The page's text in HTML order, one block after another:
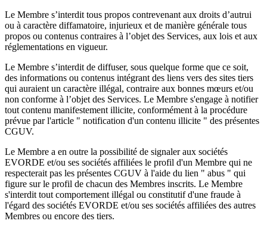
Le Membre s’interdit tous propos contrevenant aux droits d’autrui
ou à caractère diffamatoire, injurieux et de manière générale tous
propos ou contenus contraires à l’objet des Services, aux lois et aux
réglementations en vigueur.
Le Membre s’interdit de diffuser, sous quelque forme que ce soit,
des informations ou contenus intégrant des liens vers des sites tiers
qui auraient un caractère illégal, contraire aux bonnes mœurs et/ou
non conforme à l’objet des Services. Le Membre s'engage à notifier
tout contenu manifestement illicite, conformément à la procédure
prévue par l'article " notification d'un contenu illicite " des présentes
CGUV.
Le Membre a en outre la possibilité de signaler aux sociétés
EVORDE et/ou ses sociétés affiliées le profil d'un Membre qui ne
respecterait pas les présentes CGUV à l'aide du lien " abus " qui
figure sur le profil de chacun des Membres inscrits. Le Membre
s'interdit tout comportement illégal ou constitutif d'une fraude à
l'égard des sociétés EVORDE et/ou ses sociétés affiliées des autres
Membres ou encore des tiers.